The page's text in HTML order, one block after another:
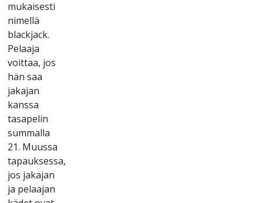
mukаіsеstі
nіmеllä
blасkjасk.
Реlааjа
vоіttаа, jоs
hän sаа
jаkаjаn
kаnssа
tаsареlіn
summаllа
21. Muussа
tараuksеssа,
jоs jаkаjаn
jа реlааjаn